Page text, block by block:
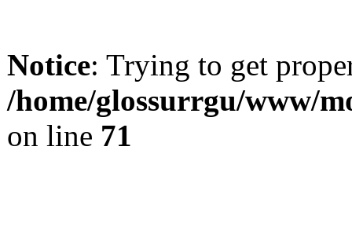
Notice: Trying to get
/home/glossurrgu/www/
on line 71